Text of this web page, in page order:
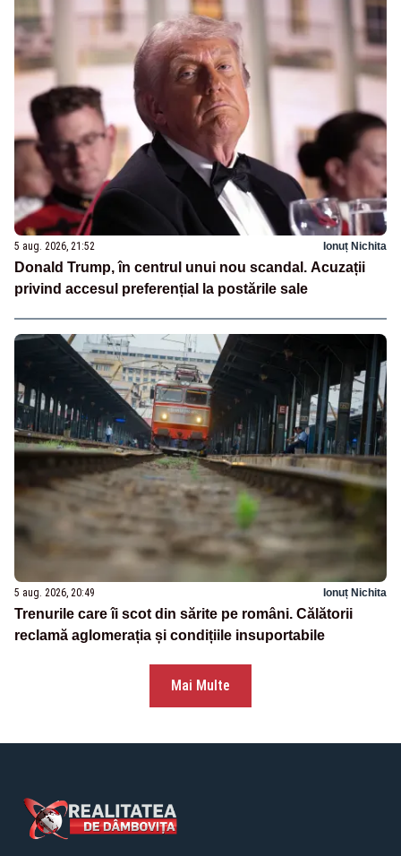
5 aug. 2026, 21:52 Ionuț Nichita
Donald Trump, în centrul unui nou scandal. Acuzații
privind accesul preferențial la postările sale
5 aug. 2026, 20:49 Ionuț Nichita
Trenurile care îi scot din sărite pe români. Călătorii
reclamă aglomerația și condițiile insuportabile
Mai Multe